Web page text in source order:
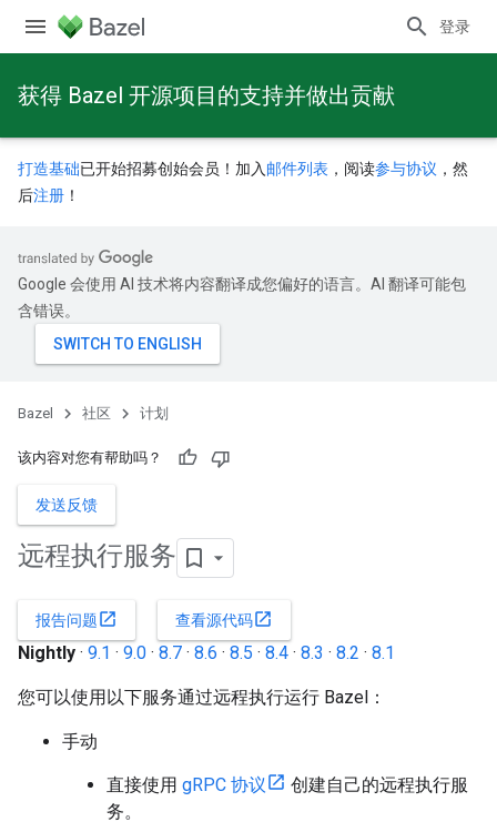
登录
获得 Bazel 开源项目的支持并做出贡献
打造基础已开始招募创始会员！加入 邮件列表 ，阅读参与协议 ，然
后注册 ！
Google 会使用 AI 技术将内容翻译成您偏好的语言。AI 翻译可能包
含错误。
Bazel 社区 计划
该内容对您有帮助吗？
发送反馈
远程执行服务
报告问题open_in_new 查看源代码open_in_new
Nightly · 9.1 · 9.0 · 8.7 · 8.6 · 8.5 · 8.4 · 8.3 · 8.2 · 8.1
您可以使用以下服务通过远程执行运行 Bazel：
手动
直接使用 gRPC 协议
创建自己的远程执行服
务。